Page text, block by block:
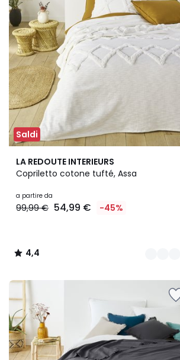
Saldi
LA REDOUTE INTERIEURS
Copriletto cotone tufté, Assa
a partire da
99,99 € 54,99 € -45%
4,4
/ 5
2
Colori
4,4
/